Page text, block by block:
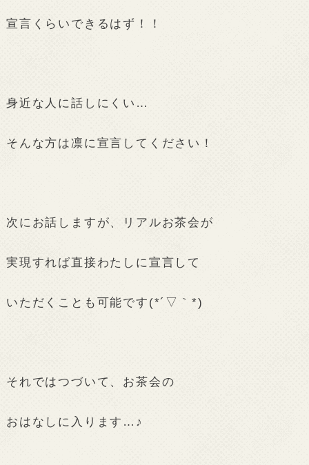
宣言くらいできるはず！！
身近な人に話しにくい…
そんな方は凛に宣言してください！
次にお話しますが、リアルお茶会が
実現すれば直接わたしに宣言して
いただくことも可能です(*´▽｀*)
それではつづいて、お茶会の
おはなしに入ります…♪